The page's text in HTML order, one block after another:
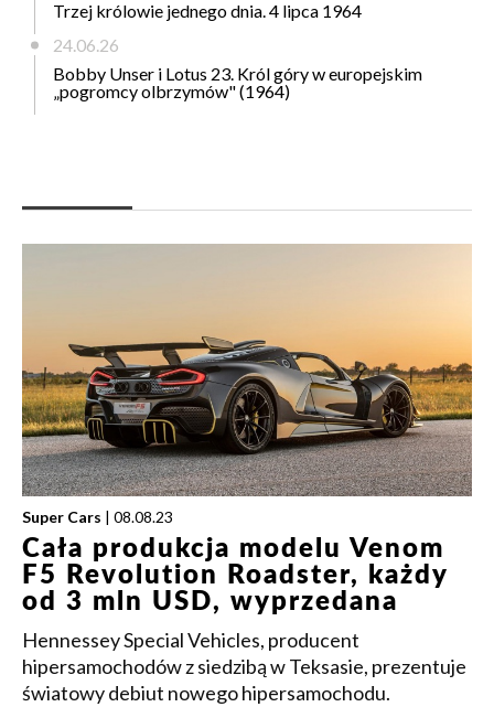
Trzej królowie jednego dnia. 4 lipca 1964
24.06.26
Bobby Unser i Lotus 23. Król góry w europejskim
„pogromcy olbrzymów" (1964)
Super Cars | 08.08.23
Cała produkcja modelu Venom
F5 Revolution Roadster, każdy
od 3 mln USD, wyprzedana
Hennessey Special Vehicles, producent
hipersamochodów z siedzibą w Teksasie, prezentuje
światowy debiut nowego hipersamochodu.